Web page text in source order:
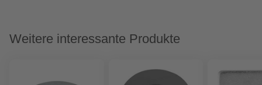
Weitere interessante Produkte